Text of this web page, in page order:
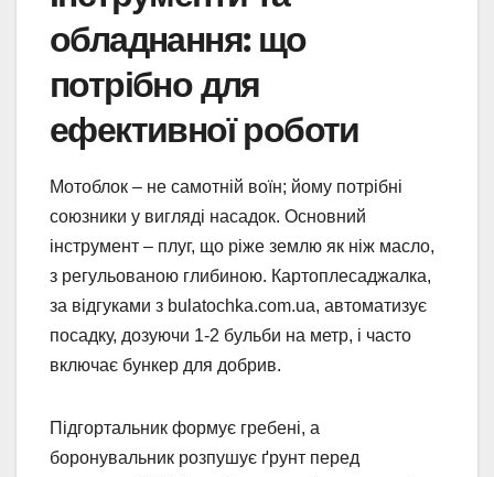
обладнання: що
потрібно для
ефективної роботи
Мотоблок – не самотній воїн; йому потрібні
союзники у вигляді насадок. Основний
інструмент – плуг, що ріже землю як ніж масло,
з регульованою глибиною. Картоплесаджалка,
за відгуками з bulatochka.com.ua, автоматизує
посадку, дозуючи 1-2 бульби на метр, і часто
включає бункер для добрив.
Підгортальник формує гребені, а
боронувальник розпушує ґрунт перед